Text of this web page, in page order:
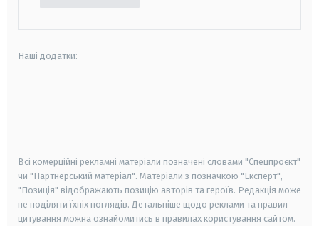
Наші додатки:
Всі комерційні рекламні матеріали позначені словами "Спецпроєкт"
чи "Партнерський матеріал". Матеріали з позначкою "Експерт",
"Позиція" відображають позицію авторів та героїв. Редакція може
не поділяти їхніх поглядів. Детальніше щодо реклами та правил
цитування можна ознайомитись в правилах користування сайтом.